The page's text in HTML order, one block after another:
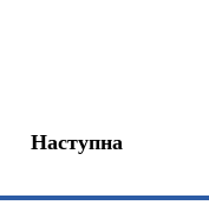
Наступна